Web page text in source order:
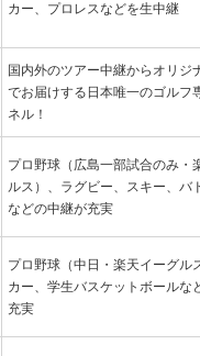
カー、プロレスなどを生中継
国内外のツアー中継からオリジ
でお届けする日本唯一のゴルフ
ネル！
プロ野球（広島一部試合のみ・
ルス）、ラグビー、スキー、バ
などの中継が充実
プロ野球（中日・楽天イーグル
カー、学生バスケットボールな
充実